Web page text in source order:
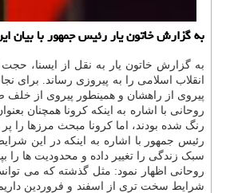
به گزارش خاتون یار رئیس جمهور با بیان
به گزارش خاتون یار به نقل از ایسنا،
پیروی از راهشان و همینطور پیروی از خلف
روحانی با اشاره به اینکه کرونا همچنان
رنگ شده بودند، اما کرونا مبحث مرزها را
رئیس جمهور با اشاره به اینکه در این
سبک زندگی را تغییر داده و محدودیت ها را
روحانی اظهار نمود: مثل گذشته که می توانستیم جمع های 10 تا 20 نفره کنار هم داشته باشیم باید
شرایط سخت تری از اسفند و فروردین داریم